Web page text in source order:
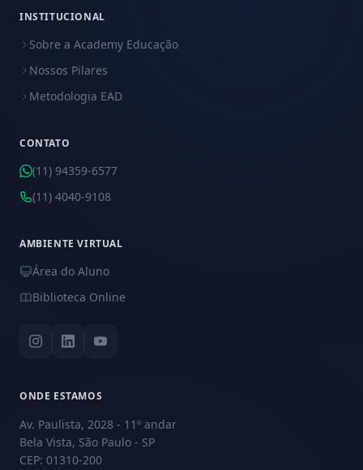
INSTITUCIONAL
Sobre a Academy Educação
Nossos Pilares
Metodologia EAD
CONTATO
(11) 94359-6577
(11) 4040-9108
AMBIENTE VIRTUAL
Área do Aluno
Biblioteca Online
ONDE ESTAMOS
Av. Paulista, 2028 - 11º andar
Bela Vista, São Paulo - SP
CEP: 01310-200